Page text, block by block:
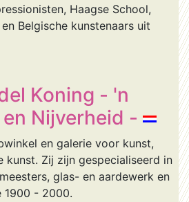
Haagse School,
Belgische kunstenaars uit
Koning - 'n
Nijverheid -
en galerie voor kunst,
kunst. Zij zijn gespecialiseerd in
glas- en aardewerk en
1900 - 2000.